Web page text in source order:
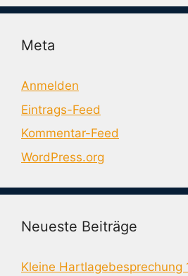
Meta
Anmelden
Eintrags-Feed
Kommentar-Feed
WordPress.org
Neueste Beiträge
Kleine Hartlagebesprechung